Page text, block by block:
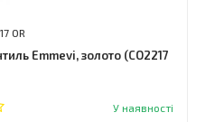
OR
Emmevi, золото (CO2217
У наявності